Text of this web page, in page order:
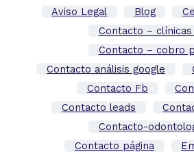
Aviso Legal
Blog
Contacto – clínicas
Contacto – cobro
Contacto análisis google
Contacto Fb
Contacto leads
Contacto-
Contacto página